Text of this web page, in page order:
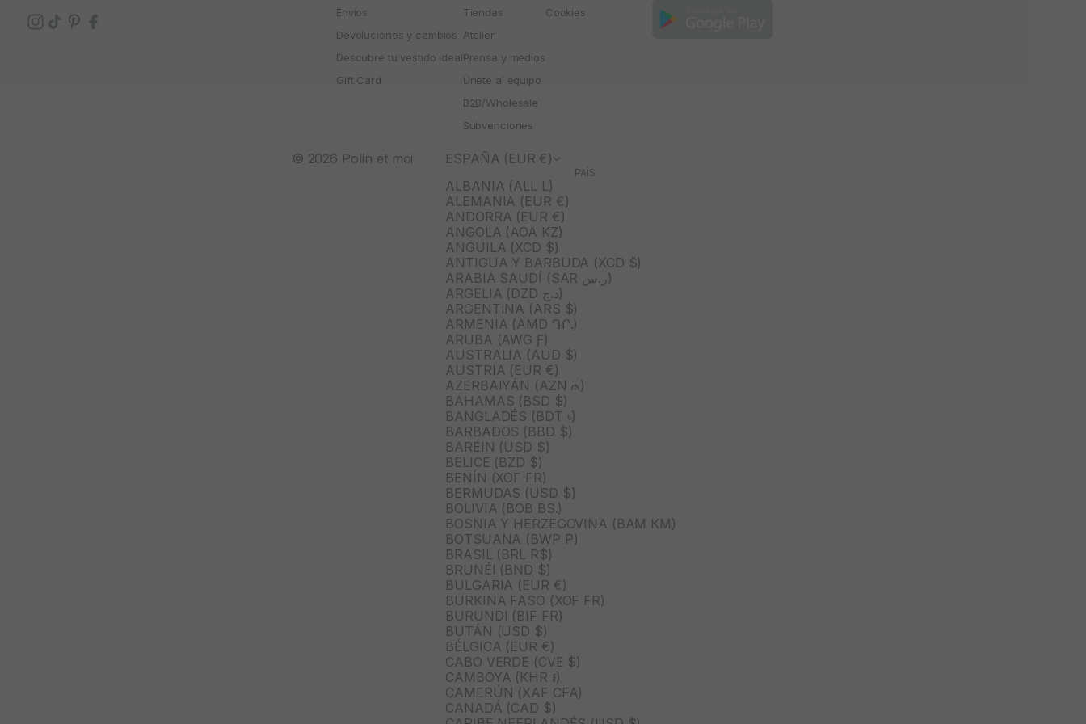
Envíos
Devoluciones y cambios
Descubre tu vestido ideal
Gift Card
Tiendas
Atelier
Prensa y medios
Únete al equipo
B2B/Wholesale
Subvenciones
Cookies
ESPAÑA (EUR €)
PAÍS
ALBANIA (ALL L)
ALEMANIA (EUR €)
ANDORRA (EUR €)
ANGOLA (AOA KZ)
ANGUILA (XCD $)
ANTIGUA Y BARBUDA (XCD $)
ARABIA SAUDÍ (SAR ر.س)
ARGELIA (DZD د.ج)
ARGENTINA (ARS $)
ARMENIA (AMD ԴՐ.)
ARUBA (AWG Ƒ)
AUSTRALIA (AUD $)
AUSTRIA (EUR €)
AZERBAIYÁN (AZN ₼)
BAHAMAS (BSD $)
BANGLADÉS (BDT ৳)
BARBADOS (BBD $)
BARÉIN (USD $)
BELICE (BZD $)
BENÍN (XOF FR)
BERMUDAS (USD $)
BOLIVIA (BOB BS.)
BOSNIA Y HERZEGOVINA (BAM КМ)
BOTSUANA (BWP P)
BRASIL (BRL R$)
BRUNÉI (BND $)
BULGARIA (EUR €)
BURKINA FASO (XOF FR)
BURUNDI (BIF FR)
BUTÁN (USD $)
BÉLGICA (EUR €)
CABO VERDE (CVE $)
CAMBOYA (KHR ៛)
CAMERÚN (XAF CFA)
CANADÁ (CAD $)
© 2026 Polín et moi